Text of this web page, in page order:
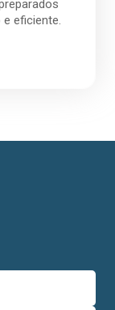
eficiente.